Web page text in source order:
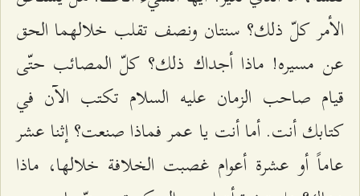
الأمر كلّ ذلك؟ سنتان ونصف تقلب خلالهما الحق
عن مسيره! ماذا أجداك ذلك؟ كلّ المصائب حتّى
قيام صاحب الزمان عليه السلام تكتب الآن في
كتابك أنت. أما أنت يا عمر فماذا صنعت؟ إثنا عشر
عاماً أو عشرة أعوام غصبت الخلافة خلالها، ماذا